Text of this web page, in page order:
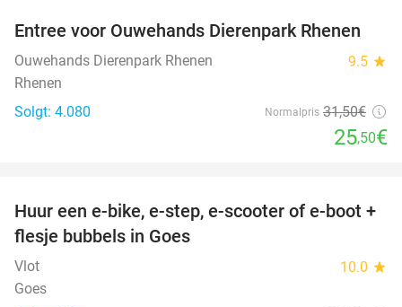
19%
Entree voor Ouwehands Dierenpark Rhenen
Ouwehands Dierenpark Rhenen 9.5 star
Rhenen
Solgt: 4.080
Normalpris 31,50€
25,50€
39%
Huur een e-bike, e-step, e-scooter of e-boot +
flesje bubbels in Goes
Vlot 10.0 star
Goes